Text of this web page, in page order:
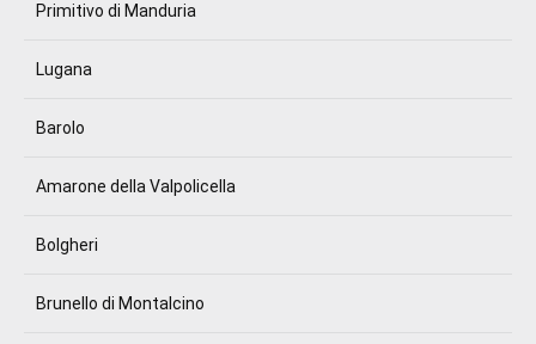
Primitivo di Manduria
Lugana
Barolo
Amarone della Valpolicella
Bolgheri
Brunello di Montalcino